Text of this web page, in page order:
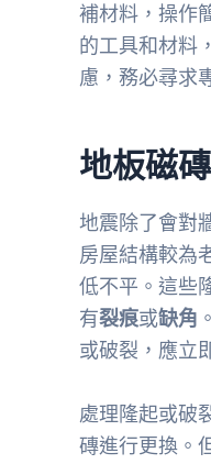
補材料，操作
的工具和材料
慮，務必尋求
地板磁
地震除了會對
房屋結構較為
低不平。這些
有裂痕或缺角
或破裂，應立
處理隆起或破
磚進行更換。